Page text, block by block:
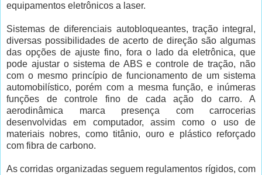
equipamentos eletrônicos a laser.
Sistemas de diferenciais autobloqueantes, tração integral,
diversas possibilidades de acerto de direção são algumas
das opções de ajuste fino, fora o lado da eletrônica, que
pode ajustar o sistema de ABS e controle de tração, não
com o mesmo princípio de funcionamento de um sistema
automobilístico, porém com a mesma função, e inúmeras
funções de controle fino de cada ação do carro. A
aerodinâmica marca presença com carrocerias
desenvolvidas em computador, assim como o uso de
materiais nobres, como titânio, ouro e plástico reforçado
com fibra de carbono.
As corridas organizadas seguem regulamentos rígidos, com